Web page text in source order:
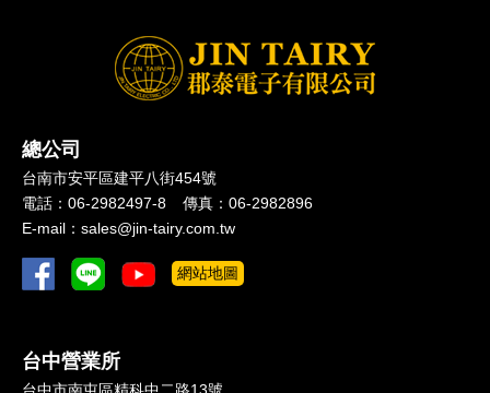
總公司
台南市安平區建平八街454號
電話： 06-2982497-8 傳真： 06-2982896
E-mail： sales@jin-tairy.com.tw
網站地圖
台中營業所
台中市南屯區精科中二路13號